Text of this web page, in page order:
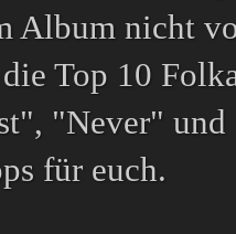
Album nicht
Top 10
"Never"
für euch.